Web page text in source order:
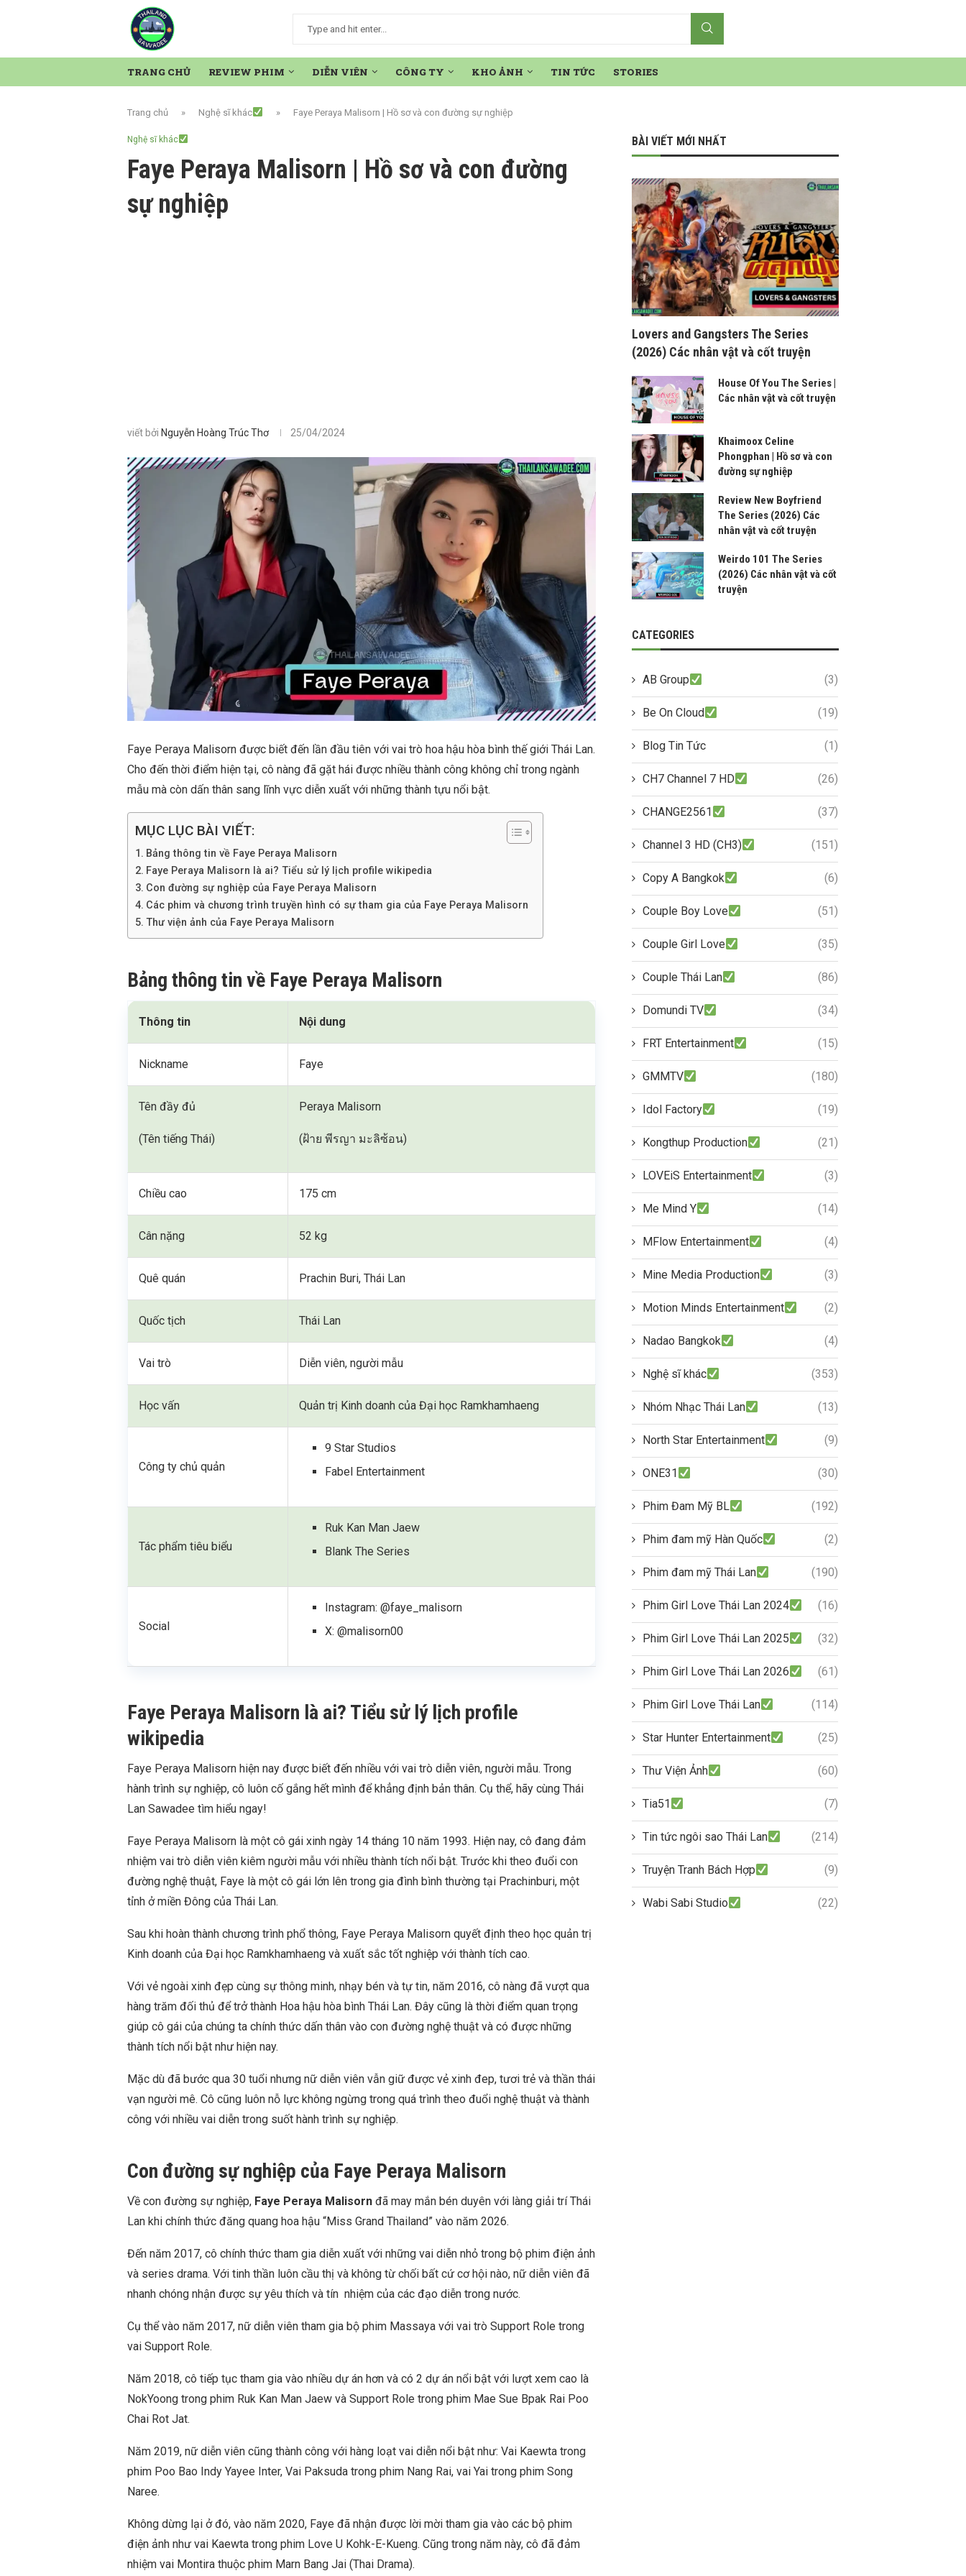
TRANG CHỦ REVIEW PHIM DIỄN VIÊN CÔNG TY KHO ẢNH TIN TỨC STORIES
Trang chủ » Nghệ sĩ khác » Faye Peraya Malisorn | Hồ sơ và con đường sự nghiệp
Nghệ sĩ khác
Faye Peraya Malisorn | Hồ sơ và con đường
sự nghiệp
viết bởi Nguyễn Hoàng Trúc Thơ 25/04/2024
Faye Peraya Malisorn được biết đến lần đầu tiên với vai trò hoa hậu hòa bình thế giới Thái Lan.
Cho đến thời điểm hiện tại, cô nàng đã gặt hái được nhiều thành công không chỉ trong ngành
mẫu mà còn dấn thân sang lĩnh vực diễn xuất với những thành tựu nổi bật.
MỤC LỤC BÀI VIẾT:
Bảng thông tin về Faye Peraya Malisorn
Faye Peraya Malisorn là ai? Tiểu sử lý lịch profile wikipedia
Con đường sự nghiệp của Faye Peraya Malisorn
Các phim và chương trình truyền hình có sự tham gia của Faye Peraya Malisorn
Thư viện ảnh của Faye Peraya Malisorn
Bảng thông tin về Faye Peraya Malisorn
Thông tin Nội dung
Nickname Faye
Tên đầy đủ
(Tên tiếng Thái)
Peraya Malisorn
(ฝ้าย พีรญา มะลิซ้อน)
Chiều cao 175 cm
Cân nặng 52 kg
Quê quán Prachin Buri, Thái Lan
Quốc tịch Thái Lan
Vai trò Diễn viên, người mẫu
Học vấn Quản trị Kinh doanh của Đại học Ramkhamhaeng
Công ty chủ quản
9 Star Studios
Fabel Entertainment
Tác phẩm tiêu biểu
Ruk Kan Man Jaew
Blank The Series
Social
Instagram: @faye_malisorn
X: @malisorn00
Faye Peraya Malisorn là ai? Tiểu sử lý lịch profile
wikipedia
Faye Peraya Malisorn hiện nay được biết đến nhiều với vai trò diễn viên, người mẫu. Trong
hành trình sự nghiệp, cô luôn cố gắng hết mình để khẳng định bản thân. Cụ thể, hãy cùng Thái
Lan Sawadee tìm hiểu ngay!
Faye Peraya Malisorn là một cô gái xinh ngày 14 tháng 10 năm 1993. Hiện nay, cô đang đảm
nhiệm vai trò diễn viên kiêm người mẫu với nhiều thành tích nổi bật. Trước khi theo đuổi con
đường nghệ thuật, Faye là một cô gái lớn lên trong gia đình bình thường tại Prachinburi, một
tỉnh ở miền Đông của Thái Lan.
Sau khi hoàn thành chương trình phổ thông, Faye Peraya Malisorn quyết định theo học quản trị
Kinh doanh của Đại học Ramkhamhaeng và xuất sắc tốt nghiệp với thành tích cao.
Với vẻ ngoài xinh đẹp cùng sự thông minh, nhạy bén và tự tin, năm 2016, cô nàng đã vượt qua
hàng trăm đối thủ để trở thành Hoa hậu hòa bình Thái Lan. Đây cũng là thời điểm quan trọng
giúp cô gái của chúng ta chính thức dấn thân vào con đường nghệ thuật và có được những
thành tích nổi bật như hiện nay.
Mặc dù đã bước qua 30 tuổi nhưng nữ diễn viên vẫn giữ được vẻ xinh đep, tươi trẻ và thần thái
vạn người mê. Cô cũng luôn nỗ lực không ngừng trong quá trình theo đuổi nghệ thuật và thành
công với nhiều vai diễn trong suốt hành trình sự nghiệp.
Con đường sự nghiệp của Faye Peraya Malisorn
Về con đường sự nghiệp, Faye Peraya Malisorn đã may mắn bén duyên với làng giải trí Thái
Lan khi chính thức đăng quang hoa hậu “Miss Grand Thailand” vào năm 2026.
Đến năm 2017, cô chính thức tham gia diễn xuất với những vai diễn nhỏ trong bộ phim điện ảnh
và series drama. Với tinh thần luôn cầu thị và không từ chối bất cứ cơ hội nào, nữ diễn viên đã
nhanh chóng nhận được sự yêu thích và tín nhiệm của các đạo diễn trong nước.
Cụ thể vào năm 2017, nữ diễn viên tham gia bộ phim Massaya với vai trò Support Role trong
vai Support Role.
Năm 2018, cô tiếp tục tham gia vào nhiều dự án hơn và có 2 dự án nổi bật với lượt xem cao là
NokYoong trong phim Ruk Kan Man Jaew và Support Role trong phim Mae Sue Bpak Rai Poo
Chai Rot Jat.
Năm 2019, nữ diễn viên cũng thành công với hàng loạt vai diễn nổi bật như: Vai Kaewta trong
phim Poo Bao Indy Yayee Inter, Vai Paksuda trong phim Nang Rai, vai Yai trong phim Song
Naree.
Không dừng lại ở đó, vào năm 2020, Faye đã nhận được lời mời tham gia vào các bộ phim
điện ảnh như vai Kaewta trong phim Love U Kohk-E-Kueng. Cũng trong năm này, cô đã đảm
nhiệm vai Montira thuộc phim Marn Bang Jai (Thai Drama).
BÀI VIẾT MỚI NHẤT
Lovers and Gangsters The Series
(2026) Các nhân vật và cốt truyện
House Of You The Series |
Các nhân vật và cốt truyện
Khaimoox Celine
Phongphan | Hồ sơ và con
đường sự nghiệp
Review New Boyfriend
The Series (2026) Các
nhân vật và cốt truyện
Weirdo 101 The Series
(2026) Các nhân vật và cốt
truyện
CATEGORIES
AB Group (3)
Be On Cloud (19)
Blog Tin Tức (1)
CH7 Channel 7 HD (26)
CHANGE2561 (37)
Channel 3 HD (CH3) (151)
Copy A Bangkok (6)
Couple Boy Love (51)
Couple Girl Love (35)
Couple Thái Lan (86)
Domundi TV (34)
FRT Entertainment (15)
GMMTV (180)
Idol Factory (19)
Kongthup Production (21)
LOVEiS Entertainment (3)
Me Mind Y (14)
MFlow Entertainment (4)
Mine Media Production (3)
Motion Minds Entertainment (2)
Nadao Bangkok (4)
Nghệ sĩ khác (353)
Nhóm Nhạc Thái Lan (13)
North Star Entertainment (9)
ONE31 (30)
Phim Đam Mỹ BL (192)
Phim đam mỹ Hàn Quốc (2)
Phim đam mỹ Thái Lan (190)
Phim Girl Love Thái Lan 2024 (16)
Phim Girl Love Thái Lan 2025 (32)
Phim Girl Love Thái Lan 2026 (61)
Phim Girl Love Thái Lan (114)
Star Hunter Entertainment (25)
Thư Viện Ảnh (60)
Tia51 (7)
Tin tức ngôi sao Thái Lan (214)
Truyện Tranh Bách Hợp (9)
Wabi Sabi Studio (22)